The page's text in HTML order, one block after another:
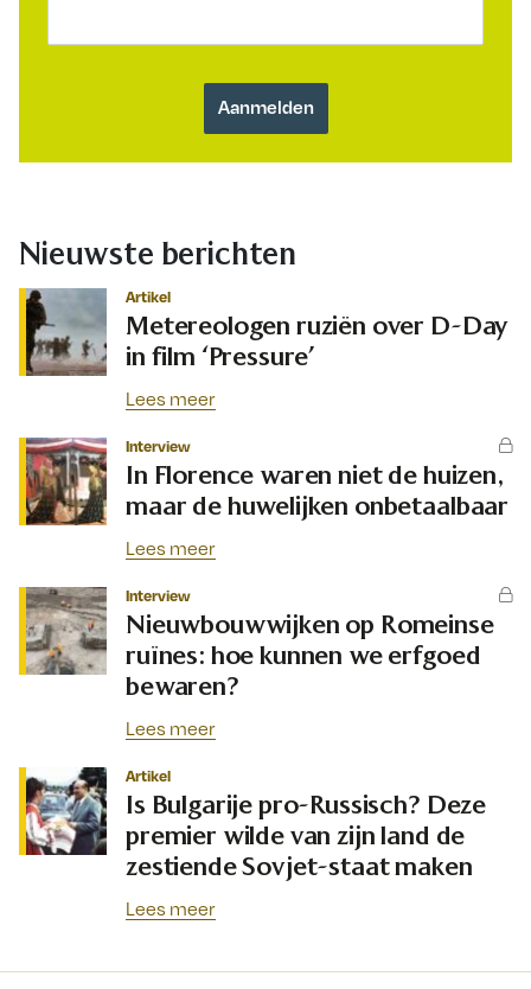
Nieuwste berichten
Artikel
Metereologen ruziën over D-Day
in film ‘Pressure’
Lees meer
Interview
In Florence waren niet de huizen,
maar de huwelijken onbetaalbaar
Lees meer
Interview
Nieuwbouwwijken op Romeinse
ruïnes: hoe kunnen we erfgoed
bewaren?
Lees meer
Artikel
Is Bulgarije pro-Russisch? Deze
premier wilde van zijn land de
zestiende Sovjet-staat maken
Lees meer